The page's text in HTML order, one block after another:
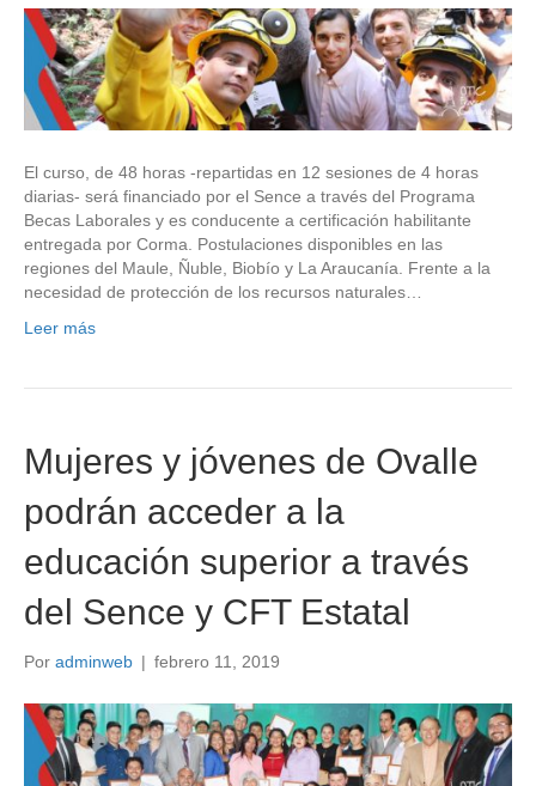
El curso, de 48 horas -repartidas en 12 sesiones de 4 horas
diarias- será financiado por el Sence a través del Programa
Becas Laborales y es conducente a certificación habilitante
entregada por Corma. Postulaciones disponibles en las
regiones del Maule, Ñuble, Biobío y La Araucanía. Frente a la
necesidad de protección de los recursos naturales…
Leer más
Mujeres y jóvenes de Ovalle
podrán acceder a la
educación superior a través
del Sence y CFT Estatal
Por adminweb | febrero 11, 2019